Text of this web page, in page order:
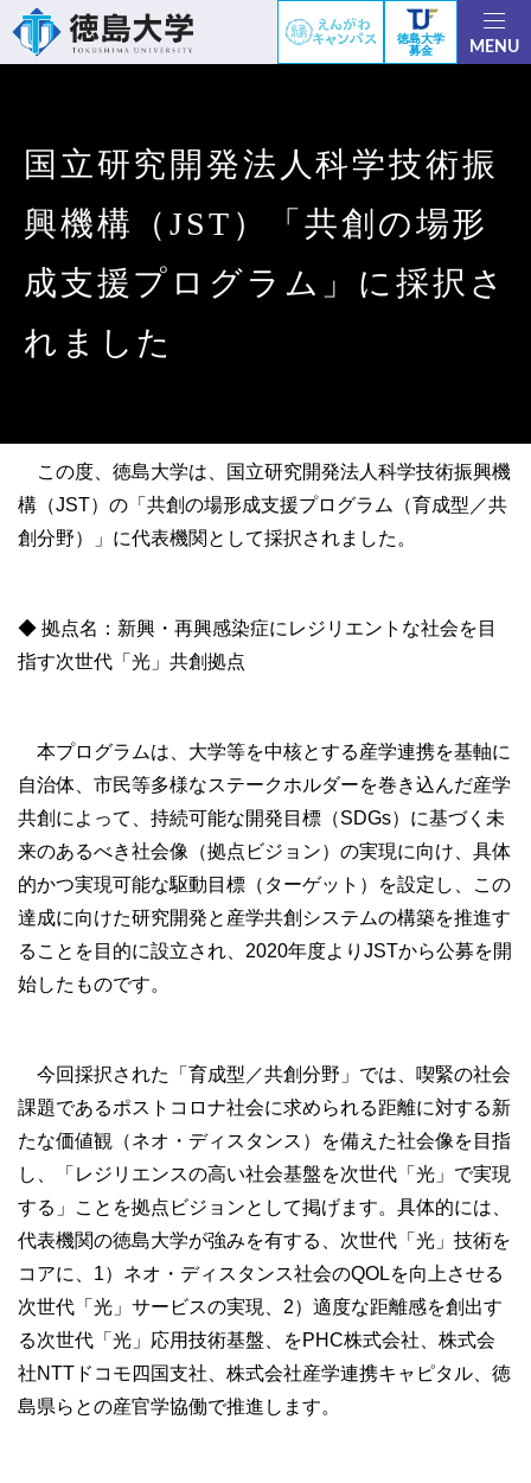
徳島大学
募金
MENU
国立研究開発法人科学技術振
興機構（JST）「共創の場形
成支援プログラム」に採択さ
れました
この度、徳島大学は、国立研究開発法人科学技術振興機
構（JST）の「共創の場形成支援プログラム（育成型／共
創分野）」に代表機関として採択されました。
◆ 拠点名：新興・再興感染症にレジリエントな社会を目
指す次世代「光」共創拠点
本プログラムは、大学等を中核とする産学連携を基軸に
自治体、市民等多様なステークホルダーを巻き込んだ産学
共創によって、持続可能な開発目標（SDGs）に基づく未
来のあるべき社会像（拠点ビジョン）の実現に向け、具体
的かつ実現可能な駆動目標（ターゲット）を設定し、この
達成に向けた研究開発と産学共創システムの構築を推進す
ることを目的に設立され、2020年度よりJSTから公募を開
始したものです。
今回採択された「育成型／共創分野」では、喫緊の社会
課題であるポストコロナ社会に求められる距離に対する新
たな価値観（ネオ・ディスタンス）を備えた社会像を目指
し、「レジリエンスの高い社会基盤を次世代「光」で実現
する」ことを拠点ビジョンとして掲げます。具体的には、
代表機関の徳島大学が強みを有する、次世代「光」技術を
コアに、1）ネオ・ディスタンス社会のQOLを向上させる
次世代「光」サービスの実現、2）適度な距離感を創出す
る次世代「光」応用技術基盤、をPHC株式会社、株式会
社NTTドコモ四国支社、株式会社産学連携キャピタル、徳
島県らとの産官学協働で推進します。